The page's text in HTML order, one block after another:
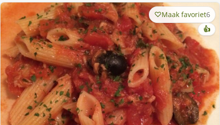
Maak favoriet6
👍